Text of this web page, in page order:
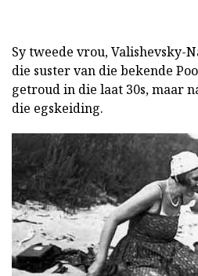
Sy tweede vrou, Valishevsky-
die suster van die bekende
getroud in die laat 30s, maar
die egskeiding.